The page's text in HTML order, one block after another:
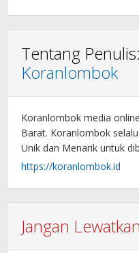
Tentang Penulis:
Koranlombok
Koranlombok media
Barat. Koranlombok
Unik dan Menarik untuk
https://koranlombok.id
Jangan Lewatkan